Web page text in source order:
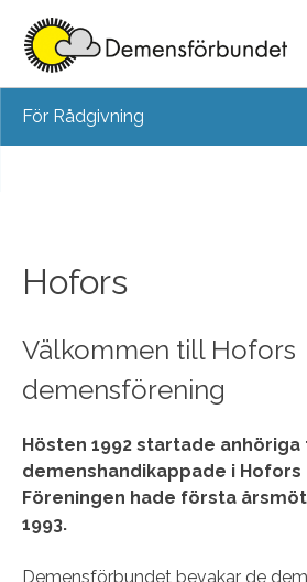
content
För Rådgivning
Hofors
Välkommen till Hofors
demensförening
Hösten 1992 startade anhöriga
demenshandikappade i
Föreningen hade första
1993.
Demensförbundet bevakar de